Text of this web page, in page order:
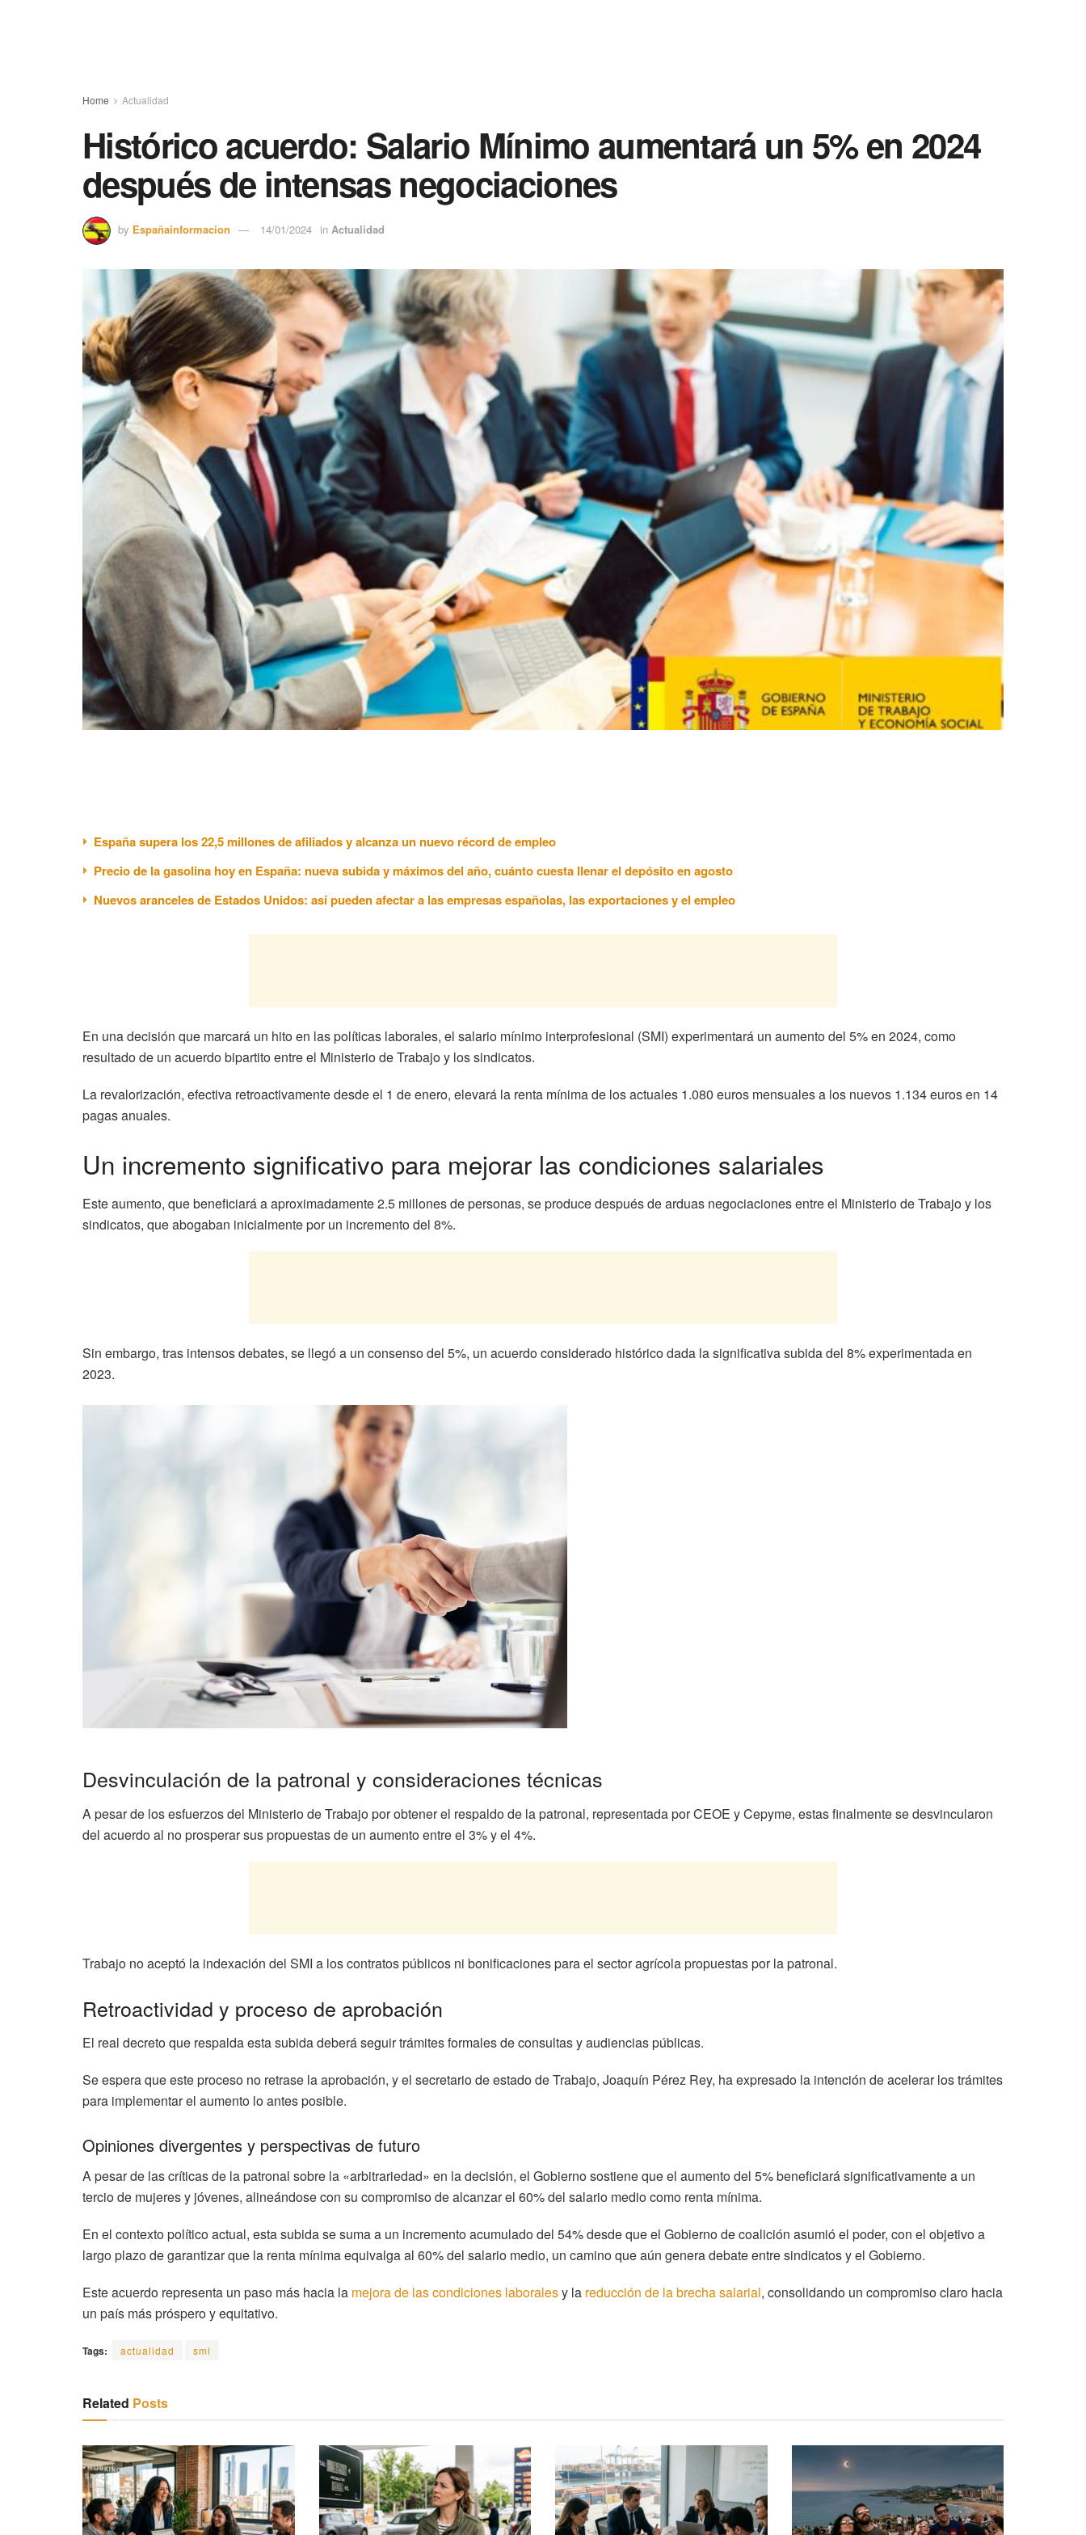
Home Actualidad
Histórico acuerdo: Salario Mínimo aumentará un 5% en 2024
después de intensas negociaciones
by Españainformacion 14/01/2024 in Actualidad
España supera los 22,5 millones de afiliados y alcanza un nuevo récord de empleo
Precio de la gasolina hoy en España: nueva subida y máximos del año, cuánto cuesta llenar el depósito en agosto
Nuevos aranceles de Estados Unidos: así pueden afectar a las empresas españolas, las exportaciones y el empleo
En una decisión que marcará un hito en las políticas laborales, el salario mínimo interprofesional (SMI) experimentará un aumento del 5% en 2024, como
resultado de un acuerdo bipartito entre el Ministerio de Trabajo y los sindicatos.
La revalorización, efectiva retroactivamente desde el 1 de enero, elevará la renta mínima de los actuales 1.080 euros mensuales a los nuevos 1.134 euros en 14
pagas anuales.
Un incremento significativo para mejorar las condiciones salariales
Este aumento, que beneficiará a aproximadamente 2.5 millones de personas, se produce después de arduas negociaciones entre el Ministerio de Trabajo y los
sindicatos, que abogaban inicialmente por un incremento del 8%.
Sin embargo, tras intensos debates, se llegó a un consenso del 5%, un acuerdo considerado histórico dada la significativa subida del 8% experimentada en
2023.
Desvinculación de la patronal y consideraciones técnicas
A pesar de los esfuerzos del Ministerio de Trabajo por obtener el respaldo de la patronal, representada por CEOE y Cepyme, estas finalmente se desvincularon
del acuerdo al no prosperar sus propuestas de un aumento entre el 3% y el 4%.
Trabajo no aceptó la indexación del SMI a los contratos públicos ni bonificaciones para el sector agrícola propuestas por la patronal.
Retroactividad y proceso de aprobación
El real decreto que respalda esta subida deberá seguir trámites formales de consultas y audiencias públicas.
Se espera que este proceso no retrase la aprobación, y el secretario de estado de Trabajo, Joaquín Pérez Rey, ha expresado la intención de acelerar los trámites
para implementar el aumento lo antes posible.
Opiniones divergentes y perspectivas de futuro
A pesar de las críticas de la patronal sobre la «arbitrariedad» en la decisión, el Gobierno sostiene que el aumento del 5% beneficiará significativamente a un
tercio de mujeres y jóvenes, alineándose con su compromiso de alcanzar el 60% del salario medio como renta mínima.
En el contexto político actual, esta subida se suma a un incremento acumulado del 54% desde que el Gobierno de coalición asumió el poder, con el objetivo a
largo plazo de garantizar que la renta mínima equivalga al 60% del salario medio, un camino que aún genera debate entre sindicatos y el Gobierno.
Este acuerdo representa un paso más hacia la mejora de las condiciones laboralesy la reducción de la brecha salarial, consolidando un compromiso claro hacia
un país más próspero y equitativo.
Tags: actualidad smi
Related Posts